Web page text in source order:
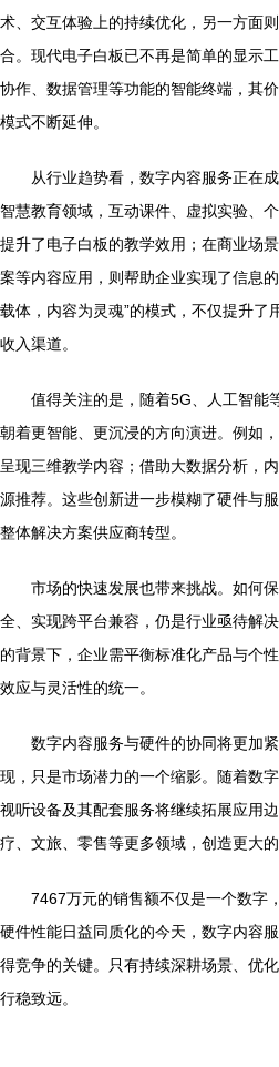
术、交互体验上的持续优化，另一方面
合。现代电子白板已不再是简单的显示
协作、数据管理等功能的智能终端，其
模式不断延伸。
从行业趋势看，数字内容服务正在
智慧教育领域，互动课件、虚拟实验、
提升了电子白板的教学效用；在商业场
案等内容应用，则帮助企业实现了信息
载体，内容为灵魂”的模式，不仅提升了
收入渠道。
值得关注的是，随着5G、人工智能
朝着更智能、更沉浸的方向演进。例如
呈现三维教学内容；借助大数据分析，
源推荐。这些创新进一步模糊了硬件与
整体解决方案供应商转型。
市场的快速发展也带来挑战。如何
全、实现跨平台兼容，仍是行业亟待解
的背景下，企业需平衡标准化产品与个
效应与灵活性的统一。
数字内容服务与硬件的协同将更加
现，只是市场潜力的一个缩影。随着数
视听设备及其配套服务将继续拓展应用
疗、文旅、零售等更多领域，创造更大的
7467万元的销售额不仅是一个数字
硬件性能日益同质化的今天，数字内容
得竞争的关键。只有持续深耕场景、优
行稳致远。